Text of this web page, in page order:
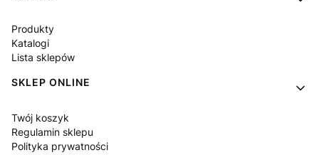
Produkty
Katalogi
Lista sklepów
SKLEP ONLINE
Twój koszyk
Regulamin sklepu
Polityka prywatności